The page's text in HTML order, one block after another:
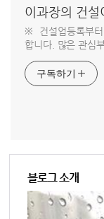
이과장의 건설
※ 건설업등록부
합니다. 많은 관심
구독하기
블로그 소개